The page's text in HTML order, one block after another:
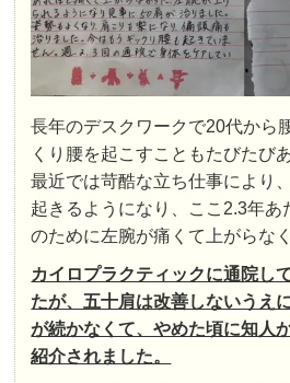
長年のデスクワークで20代から
くり腰を起こすこともたびたび
最近では苛酷な立ち仕事により
起きるようになり、ここ2.3年あ
のために左腕が痛くて上がらな
カイロプラクティックに通院し
たが、五十肩は改善しないうえ
が続かなくて、やめた頃に知人
紹介されました。